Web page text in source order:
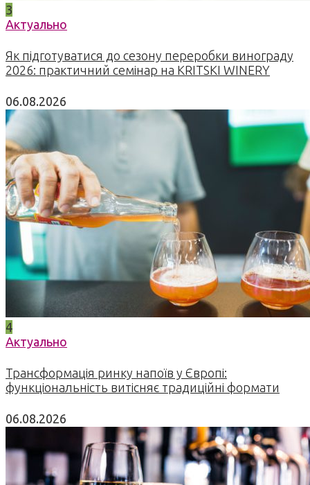
3
Актуально
Як підготуватися до сезону переробки винограду
2026: практичний семінар на KRITSKI WINERY
06.08.2026
4
Актуально
Трансформація ринку напоїв у Європі:
функціональність витісняє традиційні формати
06.08.2026